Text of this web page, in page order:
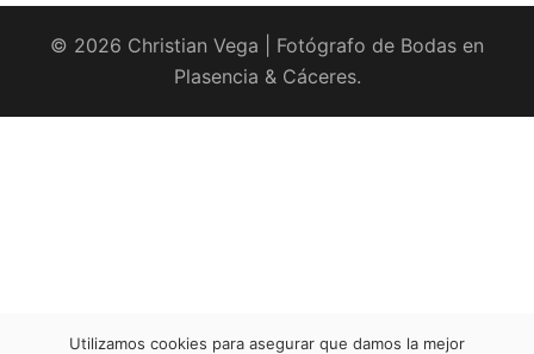
© 2026 Christian Vega | Fotógrafo de Bodas en
Plasencia & Cáceres.
Utilizamos cookies para asegurar que damos la mejor